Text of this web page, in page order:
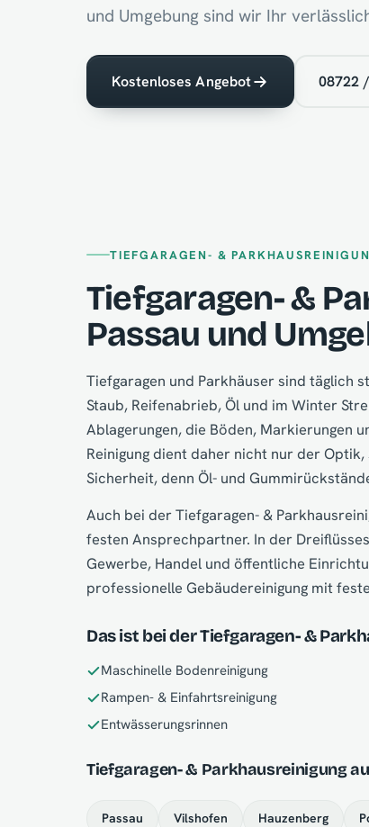
und Umgebung sind wir Ihr
Kostenloses Angebot 08722
TIEFGARAGEN- &
Tiefgaragen- &
Passau und
Tiefgaragen und Parkhäuser sind täglich
Staub, Reifenabrieb, Öl und im Winter
Ablagerungen, die Böden, Markierungen
Reinigung dient daher nicht nur der
Sicherheit, denn Öl- und
Auch bei der Tiefgaragen- &
festen Ansprechpartner. In der
Gewerbe, Handel und öffentliche
professionelle Gebäudereinigung mit
Das ist bei der Tiefgaragen- &
Maschinelle Bodenreinigung
Rampen- & Einfahrtsreinigung
Entwässerungsrinnen
Tiefgaragen- & Parkhausreinigung
Passau Vilshofen Hauzenberg